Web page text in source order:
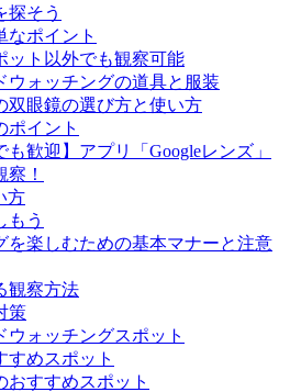
探そう
なポイント
ット以外でも観察可能
ウォッチングの道具と服装
双眼鏡の選び方と使い方
ポイント
も歓迎】アプリ「Googleレンズ」
！
方
もう
を楽しむための基本マナーと注意
観察方法
策
ウォッチングスポット
すめスポット
おすすめスポット